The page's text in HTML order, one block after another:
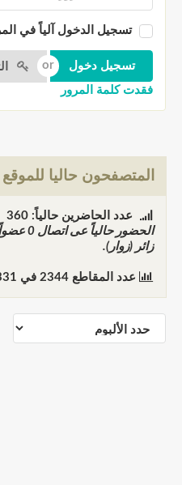
تسجيل الدخول آلياً في
فقدت كلمة المرور
المتصفحون حاليا للموقع
عدد الحاضرين حالياً: 360
الحضور حالياً عى اتصال 0عضواً (0 في الوضع
زائر (زوار).
عدد المقاطع2344 في